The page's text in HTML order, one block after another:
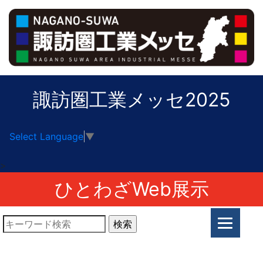
諏訪圏工業メッセ2025
Select Language ▼
>
ひとわざWeb展示